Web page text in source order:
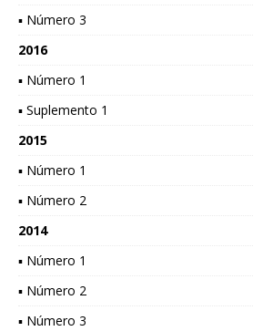
▪ Número 3
2016
▪ Número 1
▪ Suplemento 1
2015
▪ Número 1
▪ Número 2
2014
▪ Número 1
▪ Número 2
▪ Número 3